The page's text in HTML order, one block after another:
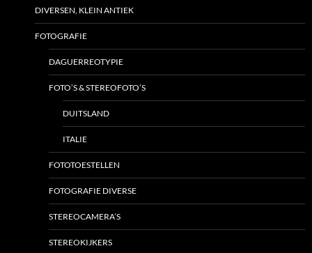
DIVERSEN, KLEIN ANTIEK
FOTOGRAFIE
DAGUERREOTYPIE
FOTO’S & STEREOFOTO’S
DUITSLAND
ITALIE
FOTOTOESTELLEN
FOTOGRAFIE DIVERSE
STEREOCAMERA’S
STEREOKIJKERS